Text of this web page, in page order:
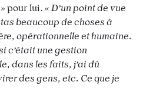
pour lui. « D’un point de vue
beaucoup de choses à
opérationnelle et humaine.
c’était une gestion
dans les faits, j’ai dû
des gens, etc. Ce que je